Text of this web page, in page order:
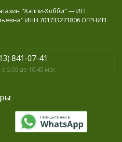
"Хэппи-Хобби" — ИП
ИНН 701733271806 ОГРНИП
841-07-41
6.00 до 16.45 мск